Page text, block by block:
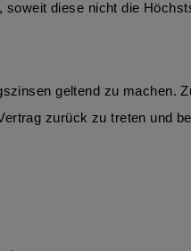
diese nicht die
geltend zu machen.
zurück zu treten und